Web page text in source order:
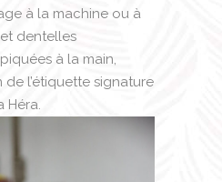
à la machine ou à
dentelles
à la main,
de l’étiquette signature
Héra.